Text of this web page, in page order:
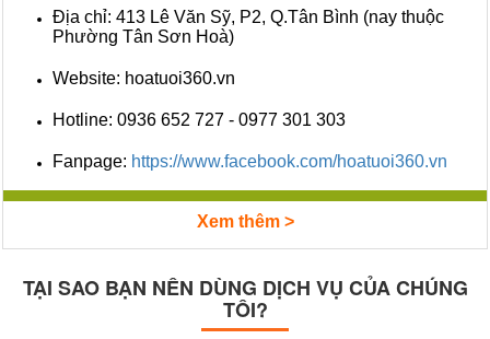
Địa chỉ: 413 Lê Văn Sỹ, P2, Q.Tân Bình (nay thuộc
Phường Tân Sơn Hoà)
Website: hoatuoi360.vn
Hotline: 0936 652 727 - 0977 301 303
Fanpage: https://www.facebook.com/hoatuoi360.vn
Xem thêm >
TẠI SAO BẠN NÊN DÙNG DỊCH VỤ CỦA CHÚNG
TÔI?